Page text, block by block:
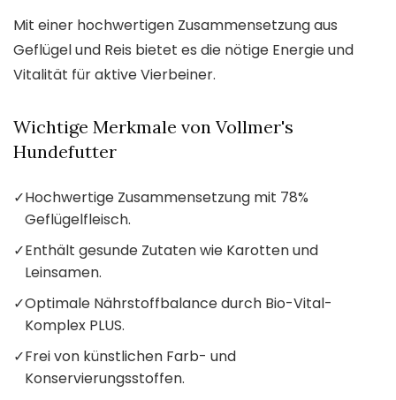
Mit einer hochwertigen Zusammensetzung aus
Geflügel und Reis bietet es die nötige Energie und
Vitalität für aktive Vierbeiner.
Wichtige Merkmale von Vollmer's
Hundefutter
✓Hochwertige Zusammensetzung mit 78%
Geflügelfleisch.
✓Enthält gesunde Zutaten wie Karotten und
Leinsamen.
✓Optimale Nährstoffbalance durch Bio-Vital-
Komplex PLUS.
✓Frei von künstlichen Farb- und
Konservierungsstoffen.